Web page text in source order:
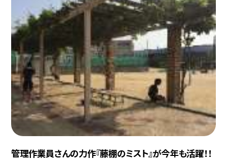
管理作業員さんの力作『藤棚のミスト』が今年も活躍！！